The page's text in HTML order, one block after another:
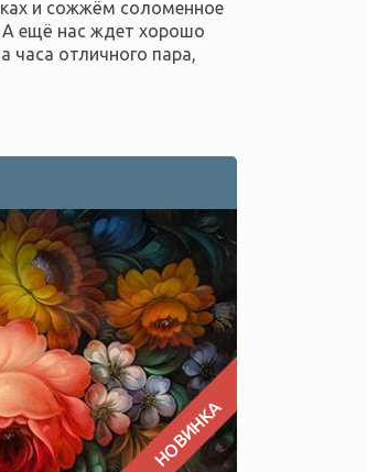
и сожжём соломенное
ещё нас ждет хорошо
часа отличного пара,
НОВИНКА